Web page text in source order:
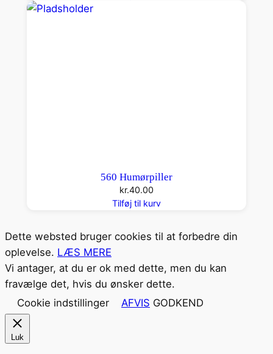
560 Humørpiller
kr.40.00
Tilføj til kurv
Dette websted bruger cookies til at forbedre din
oplevelse. LÆS MERE
Vi antager, at du er ok med dette, men du kan
fravælge det, hvis du ønsker dette.
Cookie indstillinger
AFVIS GODKEND
Luk